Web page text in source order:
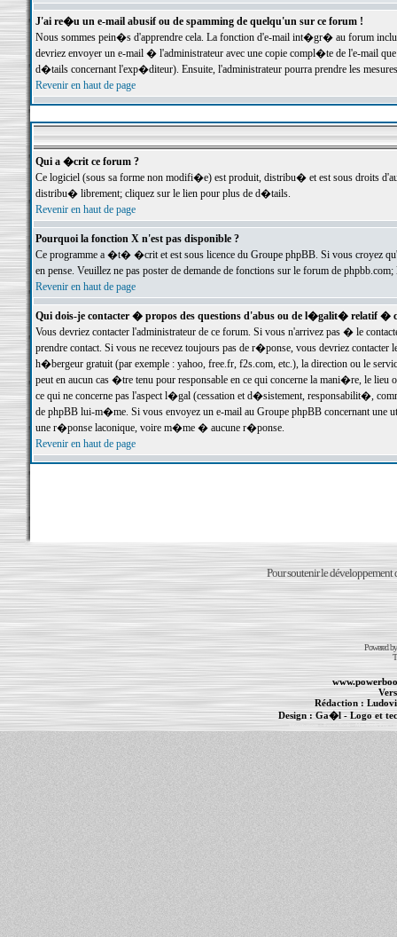
J'ai re�u un e-mail abusif ou de spamming de quelqu'un sur ce forum !
Nous sommes pein�s d'apprendre cela. La fonction d'e-mail int�gr� au forum inclut
devriez envoyer un e-mail � l'administrateur avec une copie compl�te de l'e-mail
d�tails concernant l'exp�diteur). Ensuite, l'administrateur pourra prendre les
Revenir en haut de page
Qui a �crit ce forum ?
Ce logiciel (sous sa forme non modifi�e) est produit, distribu� et est sous droits
distribu� librement; cliquez sur le lien pour plus de d�tails.
Revenir en haut de page
Pourquoi la fonction X n'est pas disponible ?
Ce programme a �t� �crit et est sous licence du Groupe phpBB. Si vous croyez
en pense. Veuillez ne pas poster de demande de fonctions sur le forum de
Revenir en haut de page
Qui dois-je contacter � propos des questions d'abus ou de l�galit� relatif �
Vous devriez contacter l'administrateur de ce forum. Si vous n'arrivez pas � le
prendre contact. Si vous ne recevez toujours pas de r�ponse, vous devriez
h�bergeur gratuit (par exemple : yahoo, free.fr, f2s.com, etc.), la direction ou le
peut en aucun cas �tre tenu pour responsable en ce qui concerne la mani�re, le
ce qui ne concerne pas l'aspect l�gal (cessation et d�sistement, responsabilit�,
de phpBB lui-m�me. Si vous envoyez un e-mail au Groupe phpBB concernant une
une r�ponse laconique, voire m�me � aucune r�ponse.
Revenir en haut de page
Pour soutenir le développement
Powered
Rédaction :
Design :Ga�l- Logo et
Informations :